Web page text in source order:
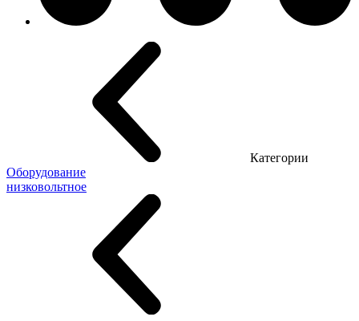
Категории
Оборудование
низковольтное